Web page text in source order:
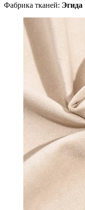
Фабрика тканей: Эгида